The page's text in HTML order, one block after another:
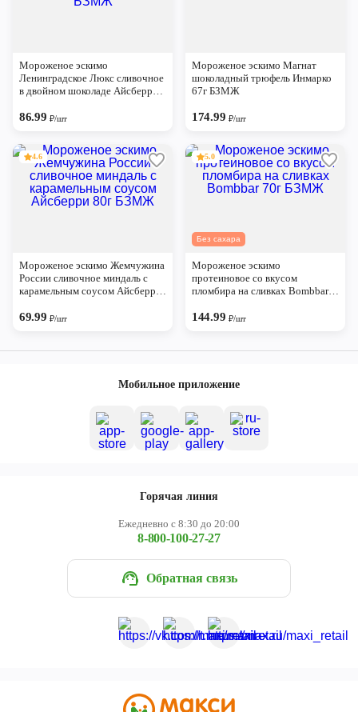
Мороженое эскимо
Ленинградское Люкс сливочное
в двойном шоколаде Айсберри
86.99₽/шт
Мороженое эскимо Магнат
шоколадный трюфель Инмарко
67г БЗМЖ
174.99 ₽/шт
4.6
Мороженое эскимо Жемчужина
России сливочное миндаль с
карамельным соусом Айсберри
69.99₽/шт
Без сахара
5.0
Мороженое эскимо
протеиновое со вкусом
пломбира на сливках Bombbar
144.99 ₽/шт
Мобильное приложение
Горячая линия
Ежедневно с 8:30 до 20:00
8-800-100-27-27
Обратная связь